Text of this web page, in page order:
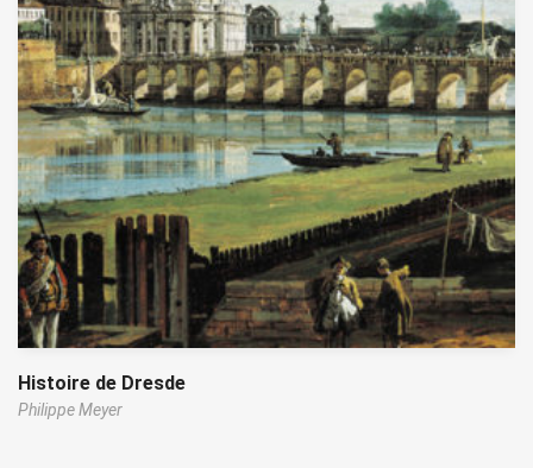
Histoire de Dresde
Philippe Meyer